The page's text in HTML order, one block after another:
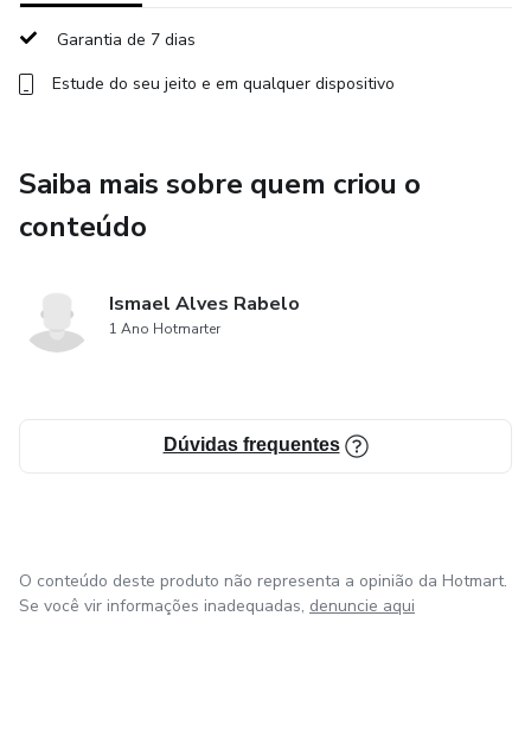
digitais, vídeos e apresentações visuais para tornar o
e soluções em relação ao feedback, enriquecendo o
aprendizado mútuo.
Garantia de 7 dias
Estude do seu jeito e em qualquer dispositivo
Saiba mais sobre quem criou o
conteúdo
Ismael Alves Rabelo
1 Ano Hotmarter
Dúvidas frequentes
O conteúdo deste produto não representa a opinião da Hotmart.
Se você vir informações inadequadas, denuncie aqui